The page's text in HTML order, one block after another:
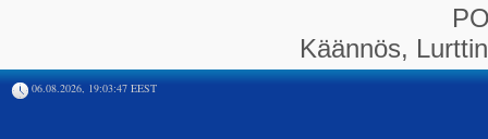
Käännös,
06.08.2026, 19:03:47 EEST